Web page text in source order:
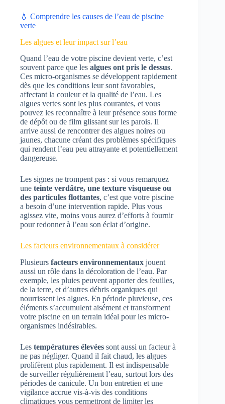
💧 Comprendre les causes de l’eau de piscine
verte
Les algues et leur impact sur l’eau
Quand l’eau de votre piscine devient verte, c’est
souvent parce que les algues ont pris le dessus.
Ces micro-organismes se développent rapidement
dès que les conditions leur sont favorables,
affectant la couleur et la qualité de l’eau. Les
algues vertes sont les plus courantes, et vous
pouvez les reconnaître à leur présence sous forme
de dépôt ou de film glissant sur les parois. Il
arrive aussi de rencontrer des algues noires ou
jaunes, chacune créant des problèmes spécifiques
qui rendent l’eau peu attrayante et potentiellement
dangereuse.
Les signes ne trompent pas : si vous remarquez
une teinte verdâtre, une texture visqueuse ou
des particules flottantes, c’est que votre piscine
a besoin d’une intervention rapide. Plus vous
agissez vite, moins vous aurez d’efforts à fournir
pour redonner à l’eau son éclat d’origine.
Les facteurs environnementaux à considérer
Plusieurs facteurs environnementaux jouent
aussi un rôle dans la décoloration de l’eau. Par
exemple, les pluies peuvent apporter des feuilles,
de la terre, et d’autres débris organiques qui
nourrissent les algues. En période pluvieuse, ces
éléments s’accumulent aisément et transforment
votre piscine en un terrain idéal pour les micro-
organismes indésirables.
Les températures élevées sont aussi un facteur à
ne pas négliger. Quand il fait chaud, les algues
prolifèrent plus rapidement. Il est indispensable
de surveiller régulièrement l’eau, surtout lors des
périodes de canicule. Un bon entretien et une
vigilance accrue vis-à-vis des conditions
climatiques vous permettront de limiter les